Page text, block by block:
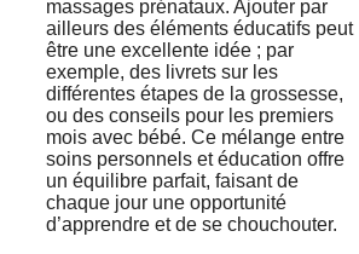
massages prénataux. Ajouter par
ailleurs des éléments éducatifs peut
être une excellente idée ; par
exemple, des livrets sur les
différentes étapes de la grossesse,
ou des conseils pour les premiers
mois avec bébé. Ce mélange entre
soins personnels et éducation offre
un équilibre parfait, faisant de
chaque jour une opportunité
d’apprendre et de se chouchouter.